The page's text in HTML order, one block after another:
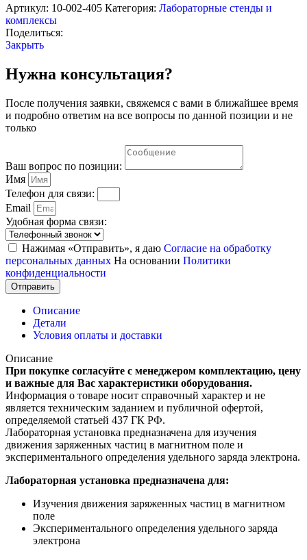
Артикул: 10-002-405 Категория: Лабораторные стенды и
комплексы
Поделиться:
Закрыть
Нужна консультация?
После получения заявки, свяжемся с вами в ближайшее время
и подробно ответим на все вопросы по данной позиции и не
только
Ваш вопрос по позиции:
Имя
Телефон для связи:
Email
Удобная форма связи:
Нажимая «Отправить», я даю Согласие на обработку
персональных данных На основании Политики
конфиденциальности
Отправить
Описание
Детали
Условия оплаты и доставки
Описание
При покупке согласуйте с менеджером комплектацию, цену
и важные для Вас характеристики оборудования.
Информация о товаре носит справочный характер и не
является техническим заданием и публичной офертой,
определяемой статьей 437 ГК РФ.
Лабораторная установка предназначена для изучения
движения заряженных частиц в магнитном поле и
экспериментального определения удельного заряда электрона.
Лабораторная установка предназначена для:
Изучения движения заряженных частиц в магнитном
поле
Экспериментального определения удельного заряда
электрона